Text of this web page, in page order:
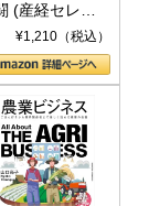
(産経セレク
S 039)
¥1,210（税込）